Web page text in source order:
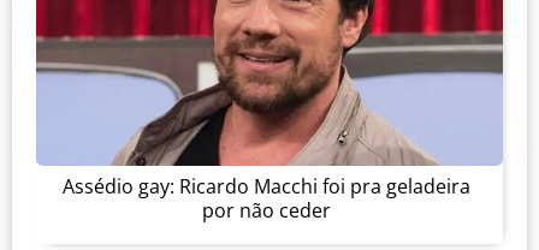
Assédio gay: Ricardo Macchi foi pra geladeira
por não ceder